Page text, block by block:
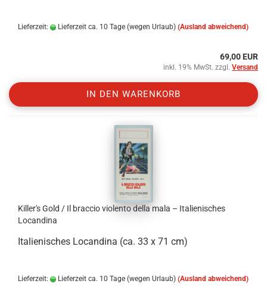
Lieferzeit: Lieferzeit ca. 10 Tage (wegen Urlaub) (Ausland abweichend)
69,00 EUR
inkl. 19% MwSt. zzgl. Versand
IN DEN WARENKORB
Killer's Gold / Il braccio violento della mala – Italienisches
Locandina
Italienisches Locandina (ca. 33 x 71 cm)
Lieferzeit: Lieferzeit ca. 10 Tage (wegen Urlaub) (Ausland abweichend)